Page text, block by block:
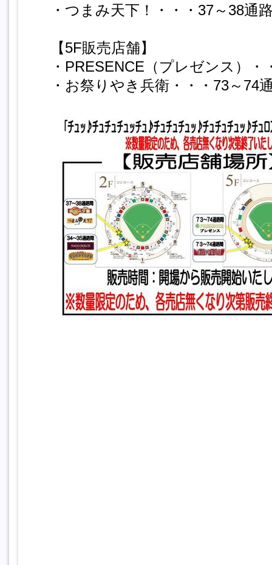
・つまみ天下！・・・37～38通
【5F販売店舗】
・PRESENCE（プレゼンス）・
・お祭りやき兵衛・・・73～74